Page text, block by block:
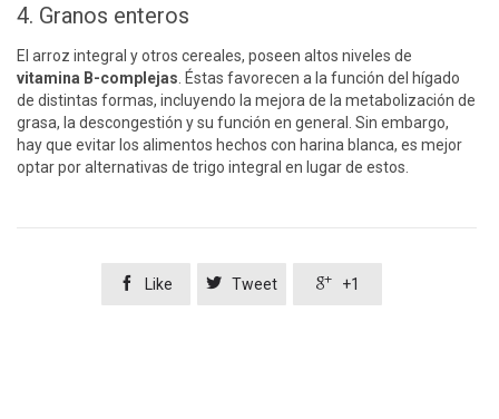
4. Granos enteros
El arroz integral y otros cereales, poseen altos niveles de
vitamina B-complejas . Éstas favorecen a la función del hígado
de distintas formas, incluyendo la mejora de la metabolización de
grasa, la descongestión y su función en general. Sin embargo,
hay que evitar los alimentos hechos con harina blanca, es mejor
optar por alternativas de trigo integral en lugar de estos.
 Like  Tweet  +1